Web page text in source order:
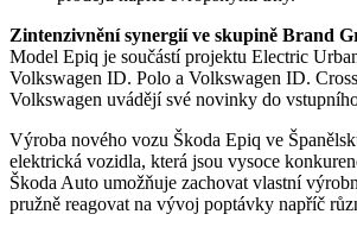
Zintenzivnění synergií ve skupině Brand
Model Epiq je součástí projektu Electric
Volkswagen ID. Polo a Volkswagen ID.
Volkswagen uvádějí své novinky do
Výroba nového vozu Škoda Epiq ve
elektrická vozidla, která jsou vysoce
Škoda Auto umožňuje zachovat vlastní
pružně reagovat na vývoj poptávky napříč